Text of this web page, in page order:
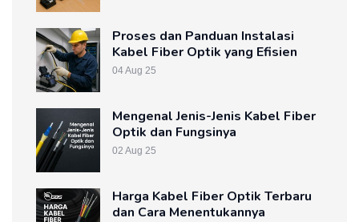
Proses dan Panduan Instalasi
Kabel Fiber Optik yang Efisien
04 Aug 25
Mengenal Jenis-Jenis Kabel Fiber
Optik dan Fungsinya
02 Aug 25
Harga Kabel Fiber Optik Terbaru
dan Cara Menentukannya